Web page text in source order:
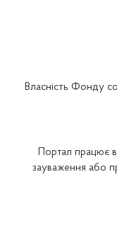
Закарпатське
Запорізьке
Власність Фонду
Портал працює
зауваження або